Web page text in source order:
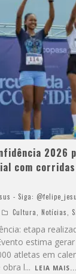
2026
com
- Siga:
Cultura, Notícias,
etapa
estima
atletas em
obra l... LEIA MAIS...